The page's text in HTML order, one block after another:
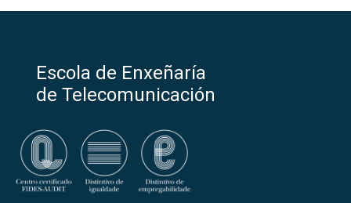
Escola de Enxeñaría
de Telecomunicación